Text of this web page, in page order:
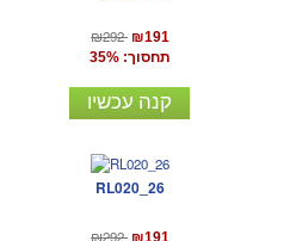
₪292 ₪191
תחסוך: 35%
קנה עכשיו
RL020_26
₪292 ₪191